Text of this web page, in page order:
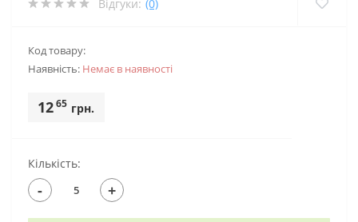
Відгуки: (0)
Код товару:
Наявність: Немає в наявностi
1265 грн.
Кількість:
- +